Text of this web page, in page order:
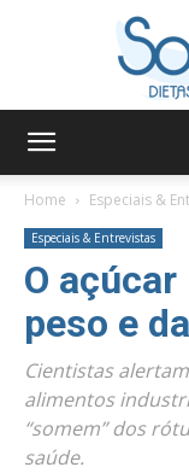
Home Especiais &
Especiais & Entrevistas
O açúcar
peso e
Cientistas
alimentos
“somem” dos
saúde.